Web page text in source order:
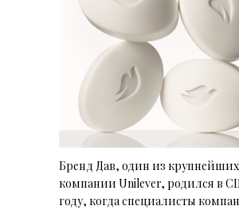
Бренд Дав, один из
компании Unilever, родился в
году, когда специалисты